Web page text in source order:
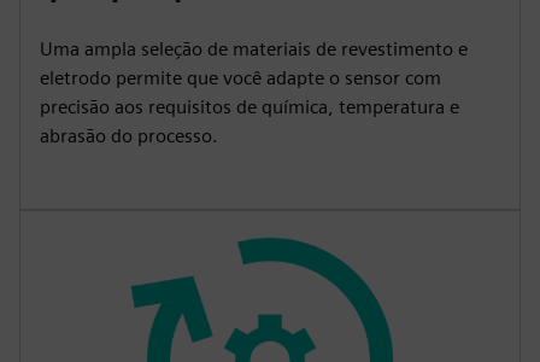
Uma ampla seleção de materiais de revestimento e
eletrodo permite que você adapte o sensor com
precisão aos requisitos de química, temperatura e
abrasão do processo.